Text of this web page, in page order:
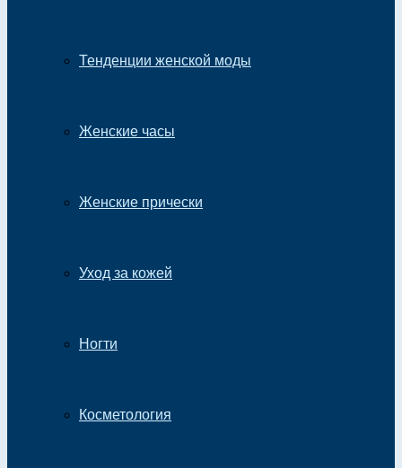
Тенденции женской моды
Женские часы
Женские прически
Уход за кожей
Ногти
Косметология